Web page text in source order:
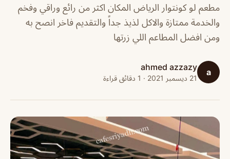
مطعم لو كونتوار الرياض المكان اكثر من رائع وراقي وفخم
والخدمة ممتازة والاكل لذيذ جداً والتقديم فاخر انصح به
ومن افضل المطاعم اللي زرتها
a
ahmed azzazy
21 ديسمبر 2021 · 1 دقائق قراءة